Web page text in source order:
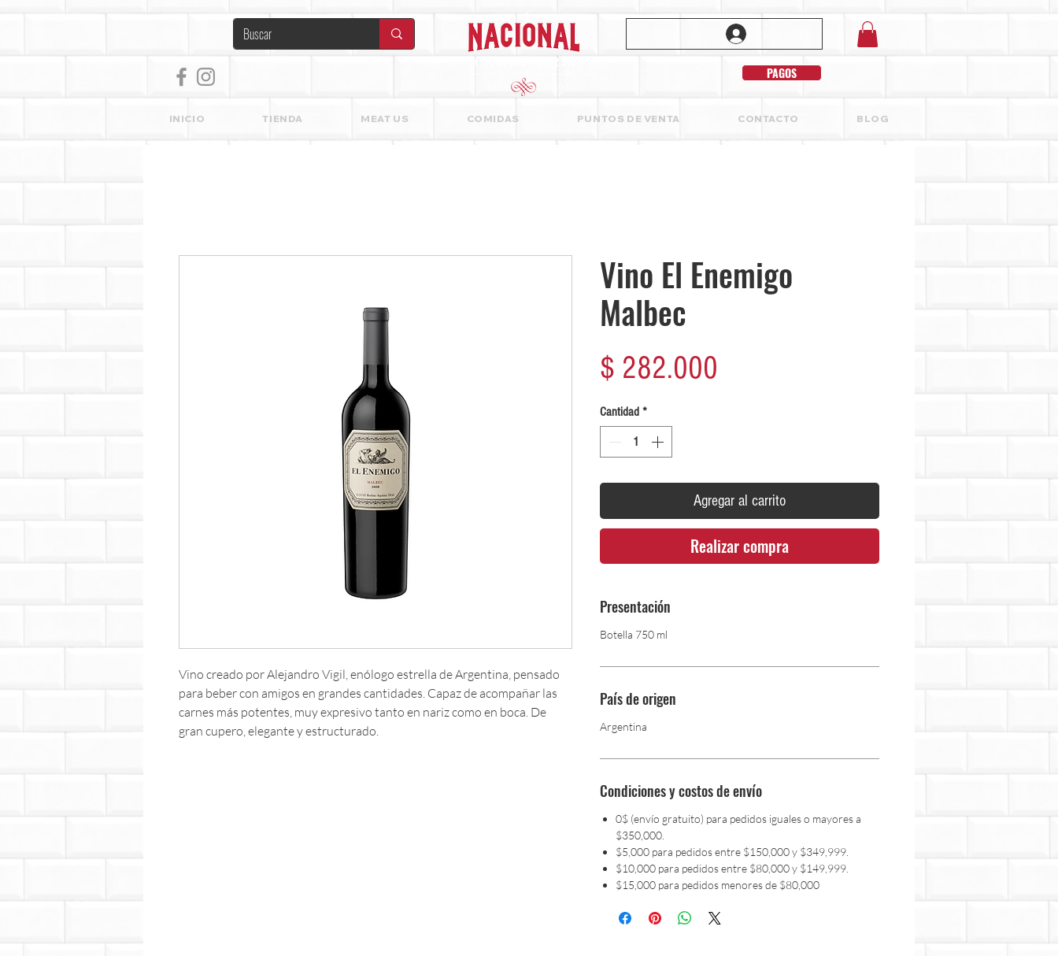
PAGOS
INICIO TIENDA MEAT US COMIDAS PUNTOS DE VENTA CONTACTO BLOG
Vino creado por Alejandro Vigil, enólogo estrella de Argentina, pensado
para beber con amigos en grandes cantidades. Capaz de acompañar las
carnes más potentes, muy expresivo tanto en nariz como en boca. De
gran cupero, elegante y estructurado.
Vino El Enemigo
Malbec
$ 282.000
Cantidad *
Agregar al carrito
Realizar compra
Presentación
Botella 750 ml
País de origen
Argentina
Condiciones y costos de envío
0$ (envío gratuito) para pedidos iguales o mayores a
$350,000.
$5,000 para pedidos entre $150,000 y $349,999.
$10,000 para pedidos entre $80,000 y $149,999.
$15,000 para pedidos menores de $80,000